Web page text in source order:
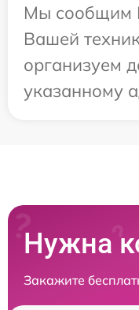
Мы сообщим
Вашей
организуем
указанному
Нужна
Закажите